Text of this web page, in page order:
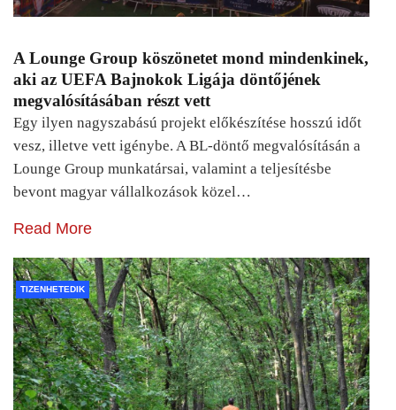
A Lounge Group köszönetet mond mindenkinek,
aki az UEFA Bajnokok Ligája döntőjének
megvalósításában részt vett
Egy ilyen nagyszabású projekt előkészítése hosszú időt
vesz, illetve vett igénybe. A BL-döntő megvalósításán a
Lounge Group munkatársai, valamint a teljesítésbe
bevont magyar vállalkozások közel…
Read More
TIZENHETEDIK